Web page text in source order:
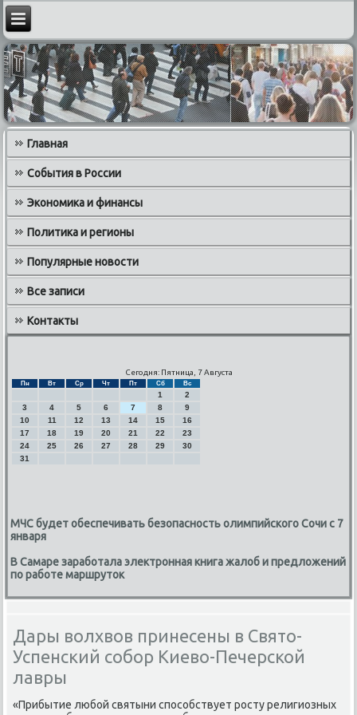
Главная
События в России
Экономика и финансы
Политика и регионы
Популярные новости
Все записи
Контакты
Сегодня: Пятница, 7 Августа
Пн Вт Ср Чт Пт Сб Вс
1
2
3
4 5 6 7 8
9
10
11 12 13 14 15
16
17
18 19 20 21 22
23
24
25 26 27 28 29
30
31
МЧС будет обеспечивать безопасность олимпийского Сочи с 7
января
В Самаре заработала электронная книга жалоб и предложений
по работе маршруток
Дары волхвов принесены в Свято-
Успенский собор Киево-Печерской
лавры
«Прибытие любой святыни способствует росту религиозных